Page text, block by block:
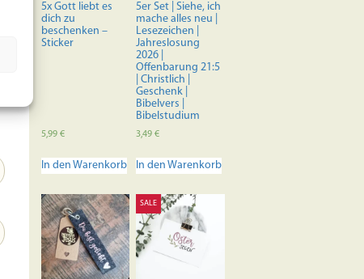
5x Gott liebt es
dich zu
beschenken –
Sticker
5,99 €
In den Warenkorb
5er Set | Siehe, ich
mache alles neu |
Lesezeichen |
Jahreslosung
2026 |
Offenbarung 21:5
| Christlich |
Geschenk |
Bibelvers |
Bibelstudium
3,49€
In den Warenkorb
SALE